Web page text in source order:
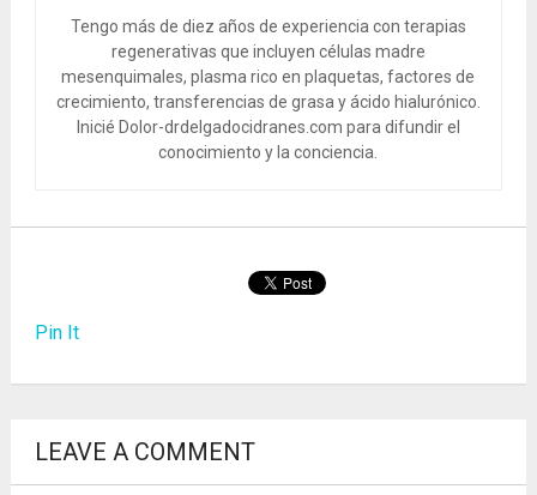
Tengo más de diez años de experiencia con terapias
regenerativas que incluyen células madre
mesenquimales, plasma rico en plaquetas, factores de
crecimiento, transferencias de grasa y ácido hialurónico.
Inicié Dolor-drdelgadocidranes.com para difundir el
conocimiento y la conciencia.
Pin It
LEAVE A COMMENT